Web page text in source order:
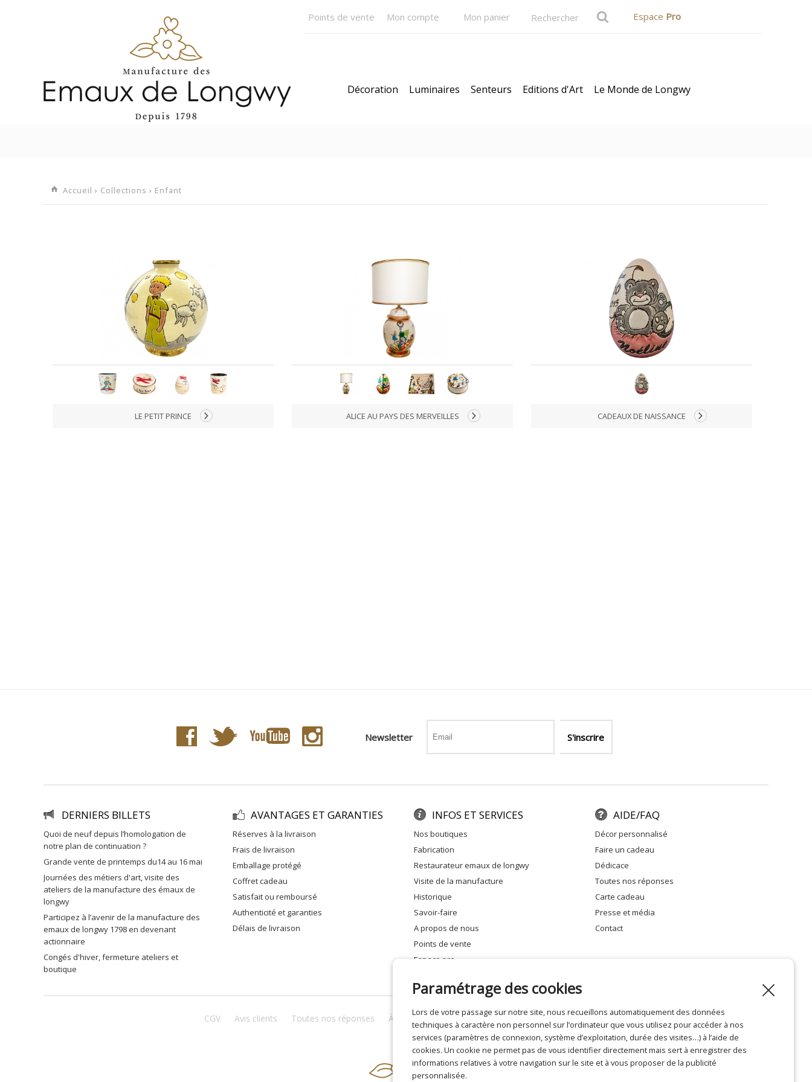
Points de vente Mon compte Mon panier Espace Pro
Décoration Luminaires Senteurs Editions d'Art Le Monde de Longwy
Accueil › Collections › Enfant
LE PETIT PRINCE ALICE AU PAYS DES MERVEILLES CADEAUX DE NAISSANCE
Newsletter
DERNIERS BILLETS
quoi de neuf depuis l’homologation de
notre plan de continuation ?
grande vente de printemps du14 au 16 mai
journées des métiers d'art, visite des
ateliers de la manufacture des émaux de
longwy
participez à l’avenir de la manufacture des
emaux de longwy 1798 en devenant
actionnaire
congés d'hiver, fermeture ateliers et
boutique
AVANTAGES ET GARANTIES
réserves à la livraison
frais de livraison
emballage protégé
coffret cadeau
satisfait ou remboursé
authenticité et garanties
délais de livraison
INFOS ET SERVICES
nos boutiques
fabrication
restaurateur emaux de longwy
visite de la manufacture
historique
savoir-faire
a propos de nous
points de vente
espace pro
AIDE/FAQ
décor personnalisé
faire un cadeau
dédicace
toutes nos réponses
carte cadeau
presse et média
contact
CGV Avis clients Toutes nos réponses À propos de nous Confidentialité Mentions légales
Paramétrage des cookies
Lors de votre passage sur notre site, nous recueillons automatiquement des données
techniques à caractère non personnel sur l’ordinateur que vous utilisez pour accéder à nos
services (paramètres de connexion, système d’exploitation, durée des visites…) à l’aide de
cookies. Un cookie ne permet pas de vous identifier directement mais sert à enregistrer des
informations relatives à votre navigation sur le site et à vous proposer de la publicité
personnalisée.